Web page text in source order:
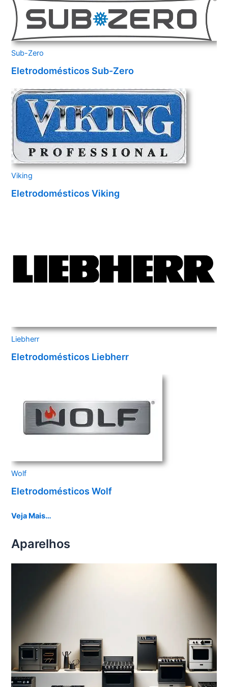
Sub-Zero
Eletrodomésticos Sub-Zero
Viking
Eletrodomésticos Viking
Liebherr
Eletrodomésticos Liebherr
Wolf
Eletrodomésticos Wolf
Veja Mais…
Aparelhos